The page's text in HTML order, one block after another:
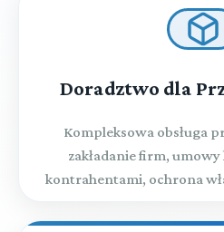
Doradztwo dla
Kompleksowa obsługa
zakładanie firm,
kontrahentami, ochrona